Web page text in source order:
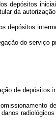
depósitos
da
depósitos
do serviço
de depósitos